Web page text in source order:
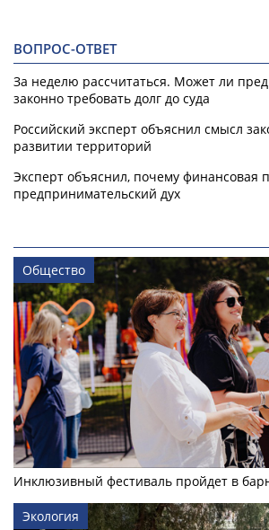
ВОПРОС-ОТВЕТ
За неделю рассчитаться. Может ли
законно требовать долг до суда
Российский эксперт объяснил смысл
развитии территорий
Эксперт объяснил, почему финансовая
предпринимательский дух
Общество
Инклюзивный фестиваль пройдет в
Экология